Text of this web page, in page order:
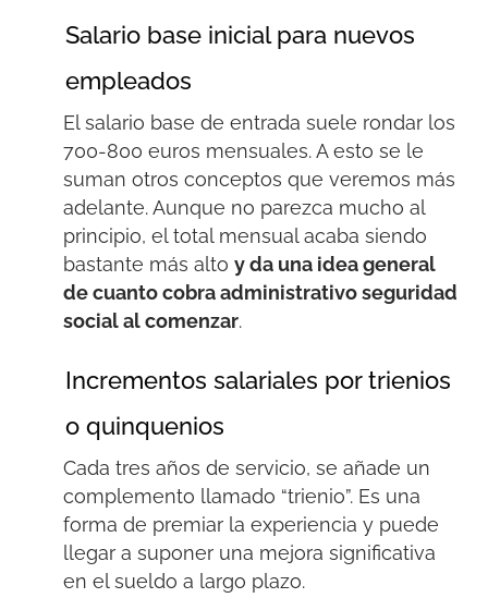
Salario base inicial para nuevos
empleados
El salario base de entrada suele rondar los
700-800 euros mensuales. A esto se le
suman otros conceptos que veremos más
adelante. Aunque no parezca mucho al
principio, el total mensual acaba siendo
bastante más alto y da una idea general
de cuanto cobra administrativo seguridad
social al comenzar.
Incrementos salariales por trienios
o quinquenios
Cada tres años de servicio, se añade un
complemento llamado “trienio”. Es una
forma de premiar la experiencia y puede
llegar a suponer una mejora significativa
en el sueldo a largo plazo.